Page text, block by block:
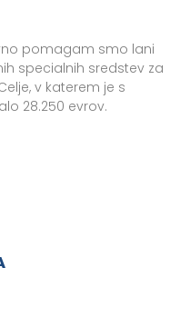
pomagam smo lani
specialnih sredstev za
v katerem je s
28.250 evrov.